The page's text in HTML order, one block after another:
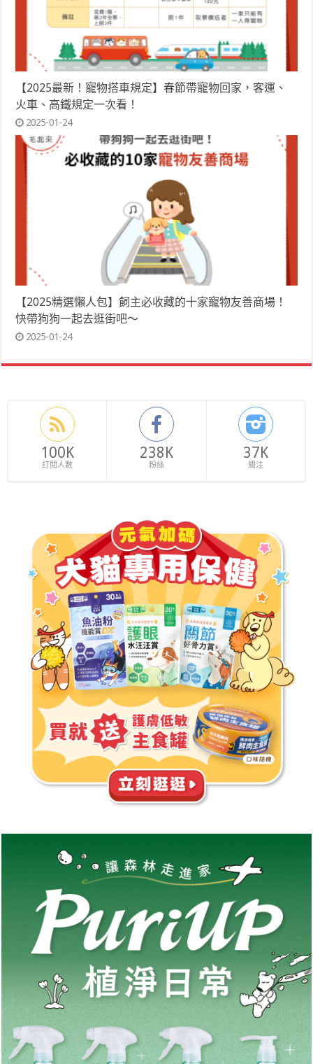
【2025最新！寵物搭車規定】春節帶寵物回家，客運、
火車、高鐵規定一次看！
2025-01-24
【2025精選懶人包】飼主必收藏的十家寵物友善商場！
快帶狗狗一起去逛街吧～
2025-01-24
100K
訂閱人數
238K
粉絲
37K
關注